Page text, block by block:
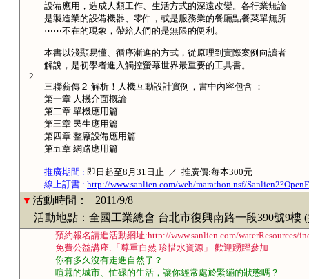
2
設備應用，造成人類工作、生活方式的深遠改變。各行業無論
是製造業的設備機器、零件，或是服務業的餐廳點餐菜單無所
⋯⋯不在的現象，帶給人們的是無限的便利。
本書以淺顯易懂、循序漸進的方式，從原理到實際案例向讀者
解說，是初學者進入觸控螢幕世界最重要的工具書。
三聯薪傳２ 解析！人機互動設計實例，書中內容包含 ：
第一章 人機介面概論
第二章 單機應用篇
第三章 民生應用篇
第四章 整廠設備應用篇
第五章 網路應用篇
推廣期間 : 即日起至8月31日止 ／ 推廣價:每本300元
線上訂書 : http://www.sanlien.com/web/marathon.nsf/
▼活動時間：
2011/9/8
活動地點：全國工業總會 台北市復興南路一段390號9樓
預約報名請進活動網址:http://www.sanlien.com/waterResources/
免費公益講座:「尊重自然 珍惜水資源」 歡迎踴躍參加
你有多久沒有走進自然了？
喧囂的城市、忙碌的生活，讓你經常處於緊繃的狀態嗎？